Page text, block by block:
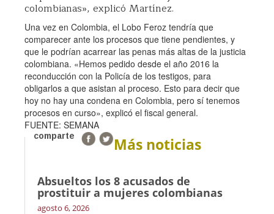
colombianas», explicó Martínez.
Una vez en Colombia, el Lobo Feroz tendría que
comparecer ante los procesos que tiene pendientes, y
que le podrían acarrear las penas más altas de la justicia
colombiana. «Hemos pedido desde el año 2016 la
reconducción con la Policía de los testigos, para
obligarlos a que asistan al proceso. Esto para decir que
hoy no hay una condena en Colombia, pero sí tenemos
procesos en curso», explicó el fiscal general.
FUENTE: SEMANA
comparte Más noticias
Absueltos los 8 acusados de
prostituir a mujeres colombianas
agosto 6, 2026